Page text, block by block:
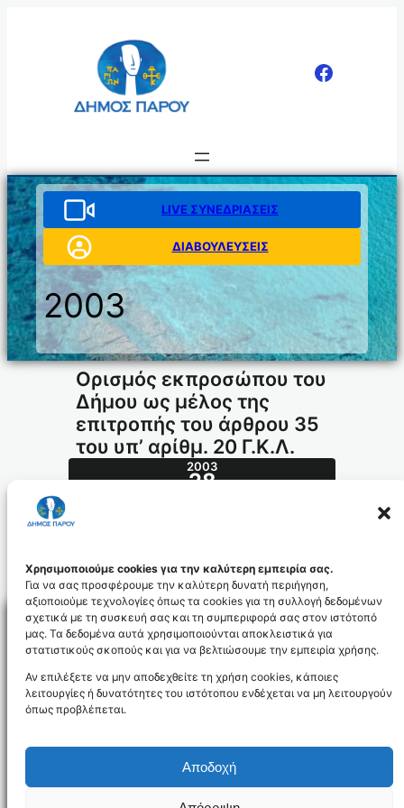
Χρησιμοποιούμε cookies για την καλύτερη εμπειρία σας.
Για να σας προσφέρουμε την καλύτερη δυνατή περιήγηση,
αξιοποιούμε τεχνολογίες όπως τα cookies για τη συλλογή δεδομένων
σχετικά με τη συσκευή σας και τη συμπεριφορά σας στον ιστότοπό
μας. Τα δεδομένα αυτά χρησιμοποιούνται αποκλειστικά για
στατιστικούς σκοπούς και για να βελτιώσουμε την εμπειρία χρήσης.
Αν επιλέξετε να μην αποδεχθείτε τη χρήση cookies, κάποιες
λειτουργίες ή δυνατότητες του ιστότοπου ενδέχεται να μη λειτουργούν
όπως προβλέπεται.
Αποδοχή
LIVE ΣΥΝΕΔΡΙΑΣΕΙΣ
ΔΙΑΒΟΥΛΕΥΣΕΙΣ
2003
Ορισμός εκπροσώπου του
Δήμου ως μέλος της
επιτροπής του άρθρου 35
του υπ’ αρίθμ. 20 Γ.Κ.Λ.
2003
28
81.2003_id910
NEWSLETTER